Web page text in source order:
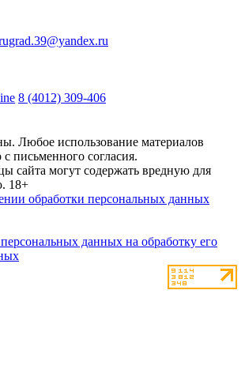
8 (4012) 309-406
Любое использование материалов
с письменного согласия.
сайта могут содержать вредную для
18+
обработки персональных данных
данных на обработку его